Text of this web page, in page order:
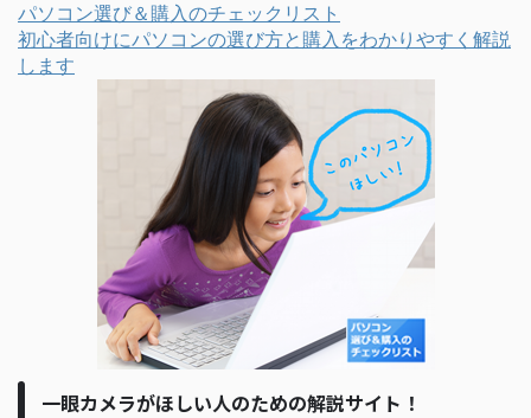
パソコン選び＆購入のチェックリスト
初心者向けにパソコンの選び方と購入をわかりやすく解説
します
一眼カメラがほしい人のための解説サイト！